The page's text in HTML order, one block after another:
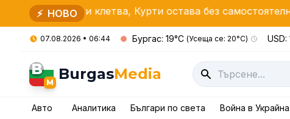
⚡ НОВО
клетва, Курти остава без самостоятелно
07.08.2026 • 06:44 Бургас: 19°C (Усеща се: 20°C) USD:
B
M BurgasMedia
Авто Аналитика Българи по света Война в Украйна